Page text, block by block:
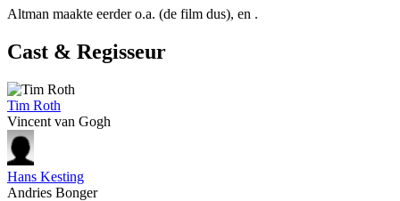
Altman maakte eerder o.a. (de film dus), en .
Cast & Regisseur
Tim Roth
Vincent van Gogh
Hans Kesting
Andries Bonger